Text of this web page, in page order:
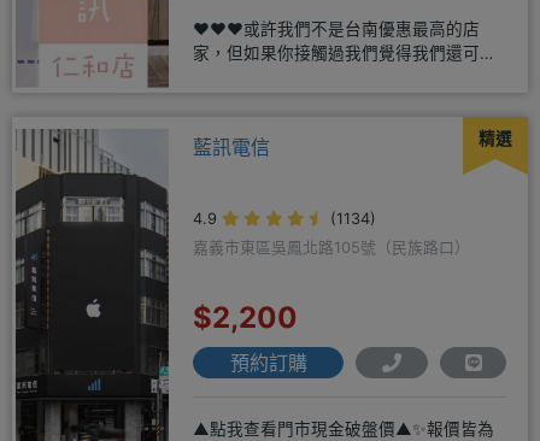
❤️❤️❤️或許我們不是台南優惠最高的店
家，但如果你接觸過我們覺得我們還可
精選
藍訊電信
4.9
(1134)
嘉義市東區吳鳳北路105號（民族路口）
$2,200
預約訂購
▲點我查看門市現金破盤價▲✨報價皆為